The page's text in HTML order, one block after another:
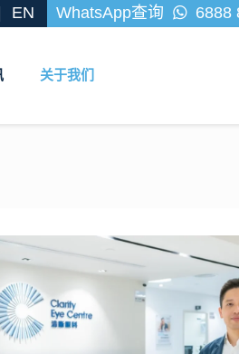
EN WhatsApp查询 6888
关于我们